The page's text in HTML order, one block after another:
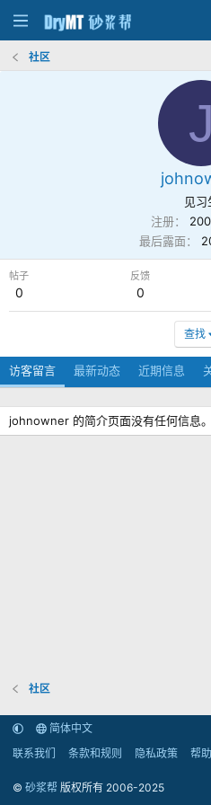
社区
J
见习
注册
最后露面
帖子
0
反馈
0
查找
访客留言 最新动态 近期信息
johnowner 的简介页面没有任何信息。
社区
简体中文
联系我们
条款和规则 隐私政策 帮助
© 砂浆帮 版权所有 2006-2025